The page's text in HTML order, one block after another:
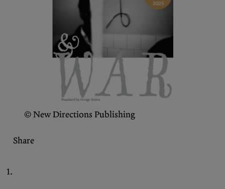
© New Directions Publishing
Share
1.